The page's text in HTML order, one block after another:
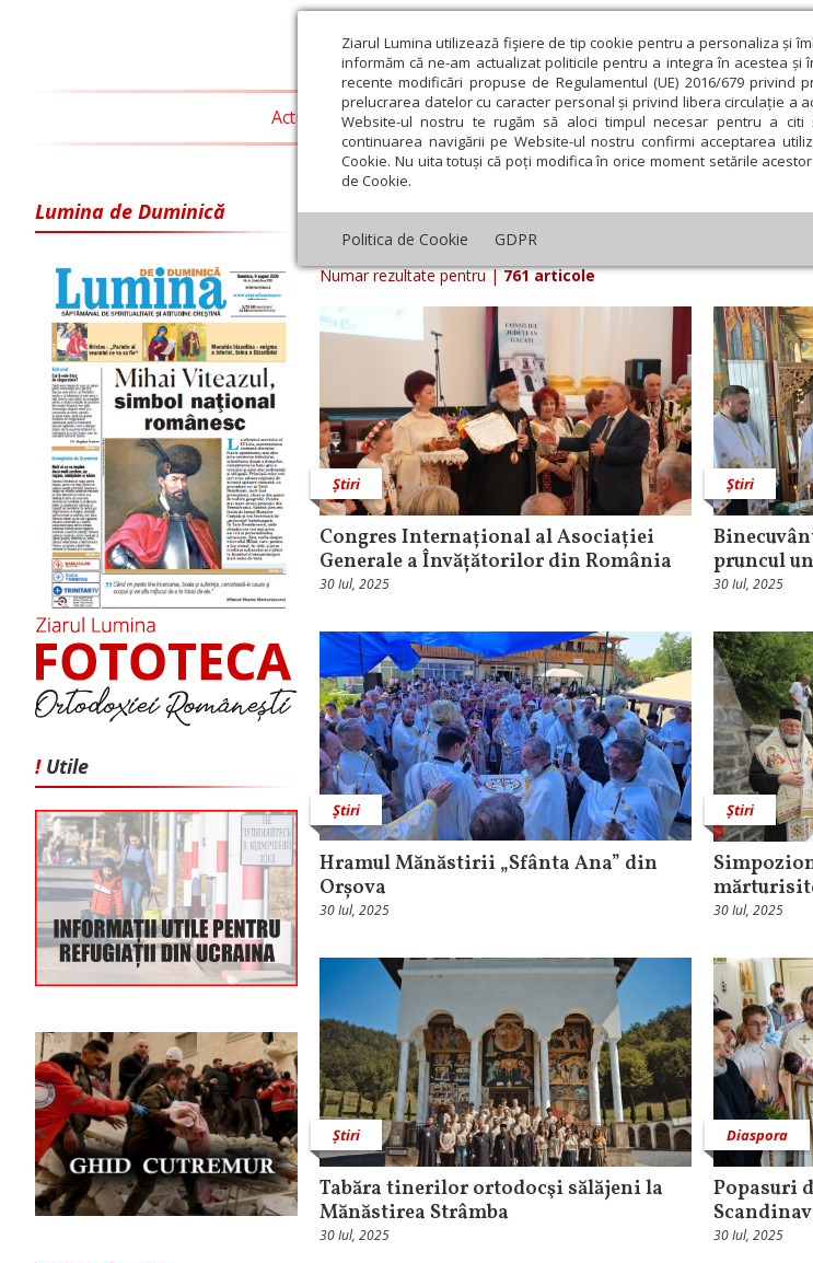
Ziarul Lumina utilizează fişiere de tip cookie pentru a personaliza și
informăm că ne-am actualizat politicile pentru a integra în acestea și
recente modificări propuse de Regulamentul (UE) 2016/679
prelucrarea datelor cu caracter personal și privind libera circulație a
Website-ul nostru te rugăm să aloci timpul necesar pentru a citi
continuarea navigării pe Website-ul nostru confirmi acceptarea
Cookie. Nu uita totuși că poți modifica în orice moment setările
de Cookie.
Politica de Cookie GDPR
Actualitate religioasă Teologie și spiritualitate Educaţie și
Lumina de Duminică
! Utile
Arhiva ziar Ziarul Lumina din Iulie 2025
Numar rezultate pentru|761 articole
Știri
Congres Internațional al Asociației
Generale a Învățătorilor din România
30 Iul, 2025
Știri
pruncul
30 Iul, 2025
Știri
Hramul Mănăstirii „Sfânta Ana” din
Orșova
30 Iul, 2025
Știri
30 Iul, 2025
Știri
Tabăra tinerilor ortodocşi sălăjeni la
Mănăstirea Strâmba
30 Iul, 2025
Diaspora
Popasuri
30 Iul, 2025